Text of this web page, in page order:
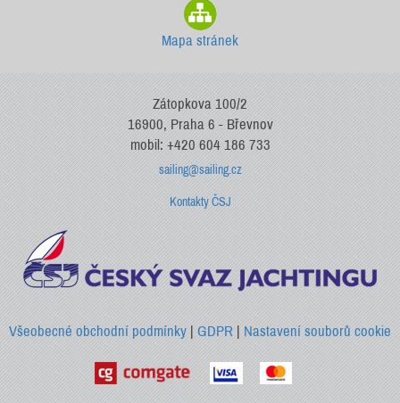
Mapa stránek
Zátopkova 100/2
16900, Praha 6 - Břevnov
mobil: +420 604 186 733
sailing@sailing.cz
Kontakty ČSJ
Všeobecné obchodní podmínky GDPR Nastavení souborů cookie